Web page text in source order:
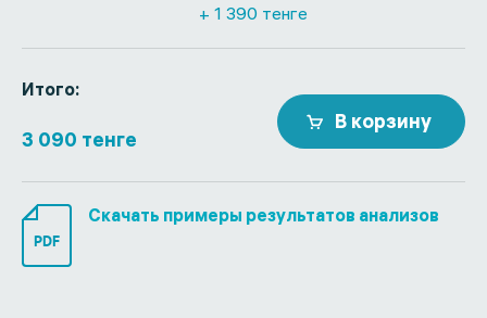
+ 1 390 тенге
Итого:
3 090 тенге
В корзину
PDF
Скачать примеры результатов анализов